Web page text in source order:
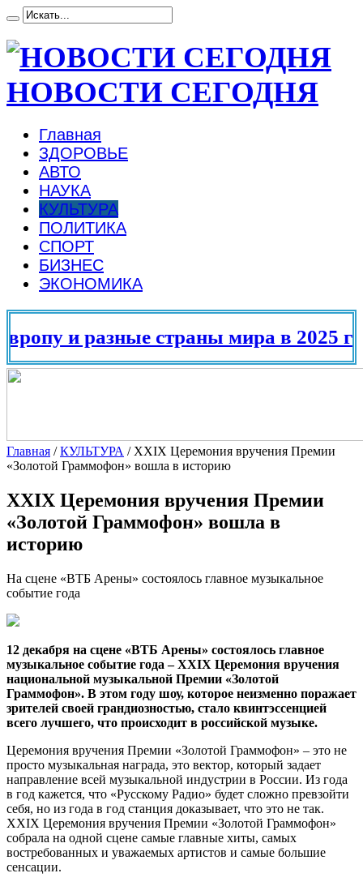
НОВОСТИ СЕГОДНЯ
Главная
ЗДОРОВЬЕ
АВТО
НАУКА
КУЛЬТУРА
ПОЛИТИКА
СПОРТ
БИЗНЕС
ЭКОНОМИКА
и разные страны мира в 2025 году
Главная /КУЛЬТУРА / XXIX Церемония вручения Премии
«Золотой Граммофон» вошла в историю
XXIX Церемония вручения Премии
«Золотой Граммофон» вошла в
историю
На сцене «ВТБ Арены» состоялось главное музыкальное
событие года
12 декабря на сцене «ВТБ Арены» состоялось главное
музыкальное событие года – XXIX Церемония вручения
национальной музыкальной Премии «Золотой
Граммофон». В этом году шоу, которое неизменно поражает
зрителей своей грандиозностью, стало квинтэссенцией
всего лучшего, что происходит в российской музыке.
Церемония вручения Премии «Золотой Граммофон» – это не
просто музыкальная награда, это вектор, который задает
направление всей музыкальной индустрии в России. Из года
в год кажется, что «Русскому Радио» будет сложно превзойти
себя, но из года в год станция доказывает, что это не так.
XXIX Церемония вручения Премии «Золотой Граммофон»
собрала на одной сцене самые главные хиты, самых
востребованных и уважаемых артистов и самые большие
сенсации.